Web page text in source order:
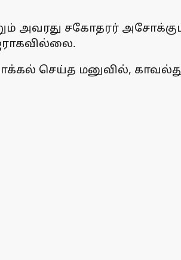
அவரது சகோதரர்
செய்த மனுவில்,